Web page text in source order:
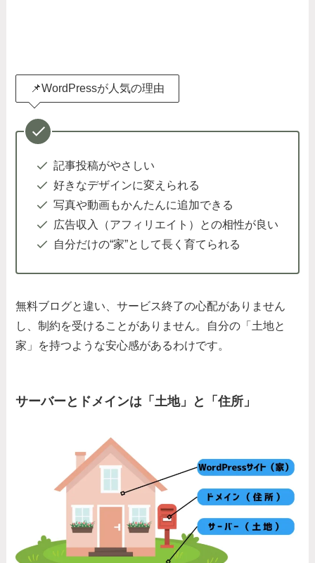
📌WordPressが人気の理由
記事投稿がやさしい
好きなデザインに変えられる
写真や動画もかんたんに追加できる
広告収入（アフィリエイト）との相性が良い
自分だけの“家”として長く育てられる
無料ブログと違い、サービス終了の心配がありません
し、制約を受けることがありません。自分の「土地と
家」を持つような安心感があるわけです。
サーバーとドメインは「土地」と「住所」